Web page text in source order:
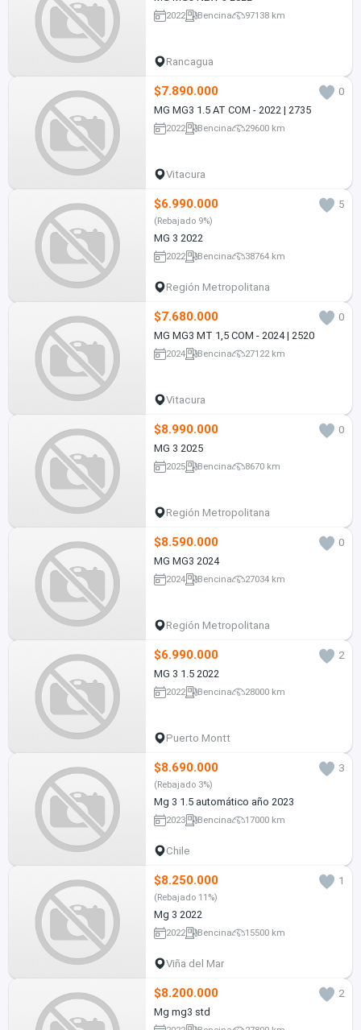
2022 Bencina 97138 km
Rancagua
$7.890.000
0
MG MG3 1.5 AT COM - 2022 | 2735
2022 Bencina 29600 km
Vitacura
$6.990.000 5
(Rebajado 9%)
MG 3 2022
2022 Bencina 38764 km
Región Metropolitana
$7.680.000
0
MG MG3 MT 1,5 COM - 2024 | 2520
2024 Bencina 27122 km
Vitacura
$8.990.000
0
MG 3 2025
2025 Bencina 8670 km
Región Metropolitana
$8.590.000
0
MG MG3 2024
2024 Bencina 27034 km
Región Metropolitana
$6.990.000
2
MG 3 1.5 2022
2022 Bencina 28000 km
Puerto Montt
$8.690.000 3
(Rebajado 3%)
Mg 3 1.5 automático año 2023
2023 Bencina 17000 km
Chile
$8.250.000 1
(Rebajado 11%)
Mg 3 2022
2022 Bencina 15500 km
Viña del Mar
$8.200.000
2
Mg mg3 std